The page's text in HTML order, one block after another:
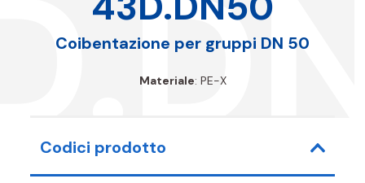
Coibentazione per gruppi DN 50
Materiale: PE-X
Codici prodotto